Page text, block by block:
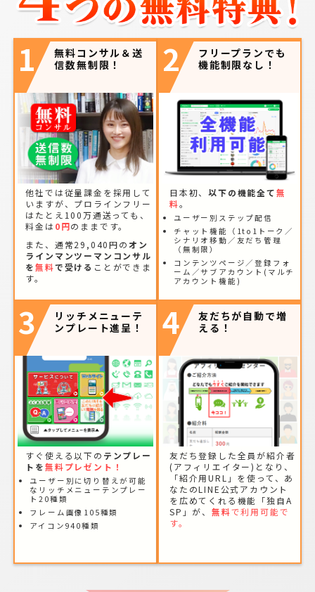
1
無料コンサル＆送
信数無制限！
他社では従量課金を採用して
いますが、プロラインフリー
はたとえ100万通送っても、
料金は 0円のままです。
また、通常29,040円のオン
ラインマンツーマンコンサル
を無料で受ける ことができま
す。
2
フリープランでも
機能制限なし！
日本初、以下の機能全て無
料。
ユーザー別ステップ配信
チャット機能（1to1トーク／
シナリオ移動／友だち管理
（無制限）
コンテンツページ／登録フォ
ーム／サブアカウント(マルチ
アカウント機能)
3
リッチメニューテ
ンプレート進呈！
すぐ使える以下の テンプレー
トを無料プレゼント！
ユーザー別に切り替えが可能
なリッチメニューテンプレー
ト20種類
フレーム画像105種類
アイコン940種類
4
友だちが自動で増
える！
友だち登録した全員が紹介者
(アフィリエイター)となり、
「紹介用URL」を使って、あ
なたのLINE公式アカウント
を広めてくれる機能「独自A
SP」が、 無料で利用可能で
す。